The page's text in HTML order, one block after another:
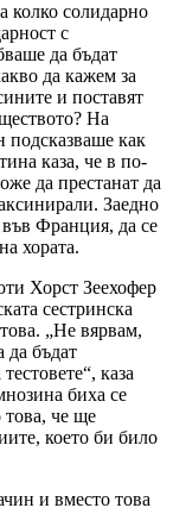
колко солидарно
с
да бъдат
да кажем за
и поставят
На
подсказваше как
каза, че в по-
да престанат да
Заедно
Франция, да се
хората.
Хорст Зеехофер
сестринска
„Не вярвам,
да бъдат
каза
биха се
това, че ще
което би било
и вместо това